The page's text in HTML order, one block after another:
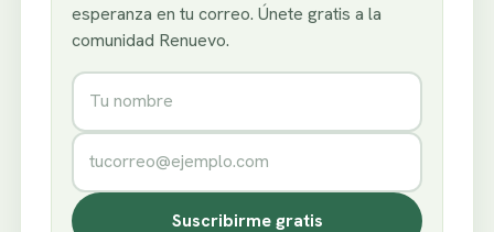
esperanza en tu correo. Únete gratis a la
comunidad Renuevo.
Nombre
Correo electrónico
Suscribirme gratis